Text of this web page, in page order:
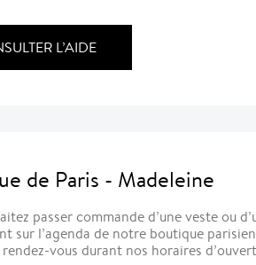
L’AIDE
de Paris - Madeleine
passer commande d’une veste ou
sur l’agenda de notre boutique
vous durant nos horaires